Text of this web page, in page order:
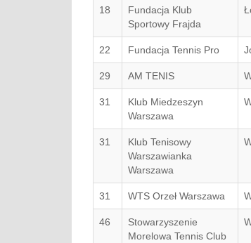
18
Fundacja Klub
Sportowy Frajda
22 Fundacja Tennis Pro
29 AM TENIS
31
Klub Miedzeszyn
Warszawa
31
Klub Tenisowy
Warszawianka
Warszawa
31 WTS Orzeł Warszawa
46
Stowarzyszenie
Morelowa Tennis Club